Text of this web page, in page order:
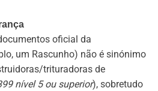
oficial da
um Rascunho) não é sinónimo
trituradoras de
nível 5 ou superior), sobretudo